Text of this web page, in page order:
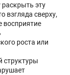
эту
взгляда сверху,
восприятие
роста или
структуры